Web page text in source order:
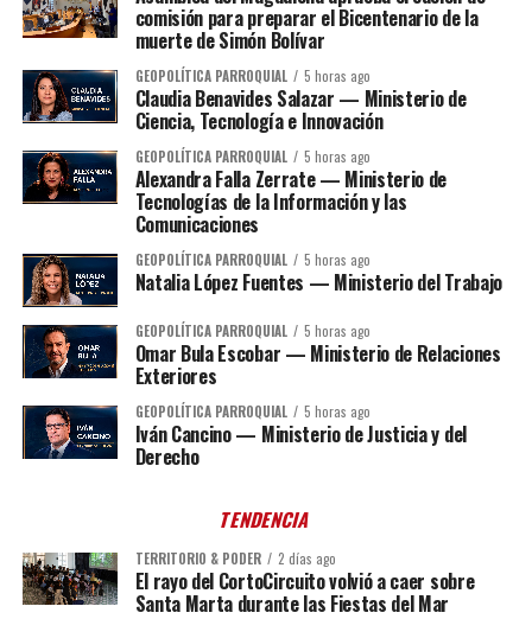
comisión para preparar el Bicentenario de la
muerte de Simón Bolívar
GEOPOLÍTICA PARROQUIAL 5 horas ago
Claudia Benavides Salazar — Ministerio de
Ciencia, Tecnología e Innovación
GEOPOLÍTICA PARROQUIAL 5 horas ago
Alexandra Falla Zerrate — Ministerio de
Tecnologías de la Información y las
Comunicaciones
GEOPOLÍTICA PARROQUIAL 5 horas ago
Natalia López Fuentes — Ministerio del Trabajo
GEOPOLÍTICA PARROQUIAL 5 horas ago
Omar Bula Escobar — Ministerio de Relaciones
Exteriores
GEOPOLÍTICA PARROQUIAL 5 horas ago
Iván Cancino — Ministerio de Justicia y del
Derecho
TENDENCIA
TERRITORIO & PODER 2 días ago
El rayo del CortoCircuito volvió a caer sobre
Santa Marta durante las Fiestas del Mar